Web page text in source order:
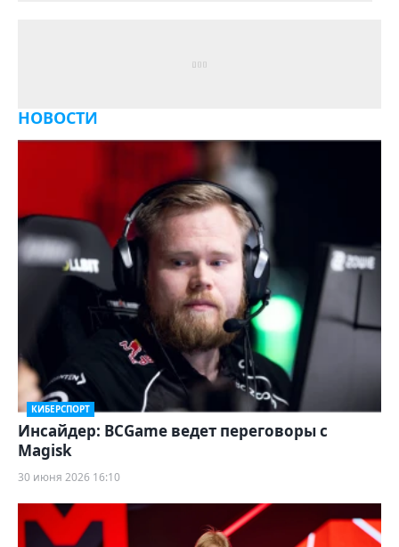
НОВОСТИ
КИБЕРСПОРТ
Инсайдер: BCGame ведет переговоры с
Magisk
30 июня 2026 16:10